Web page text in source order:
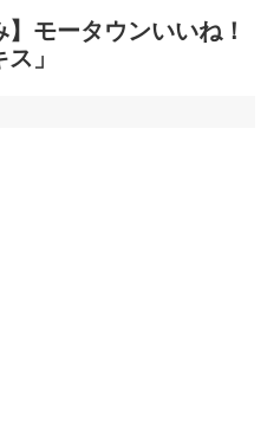
】モータウンいいね！
」